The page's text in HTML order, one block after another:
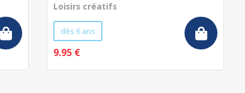
Loisirs créatifs
dès 6 ans
9.95 €